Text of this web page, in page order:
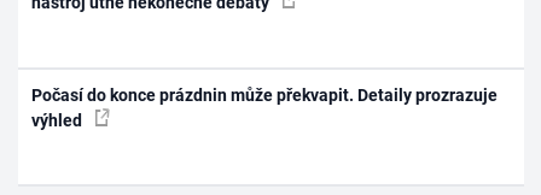
Počasí do konce prázdnin může překvapit. Detaily prozrazuje
výhled